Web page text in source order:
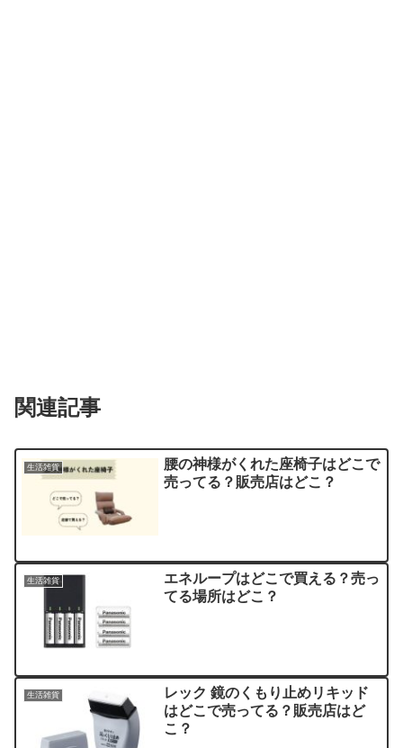
関連記事
生活雑貨
腰の神様がくれた座椅子はどこで
売ってる？販売店はどこ？
生活雑貨
エネループはどこで買える？売っ
てる場所はどこ？
生活雑貨
レック 鏡のくもり止めリキッド
はどこで売ってる？販売店はど
こ？